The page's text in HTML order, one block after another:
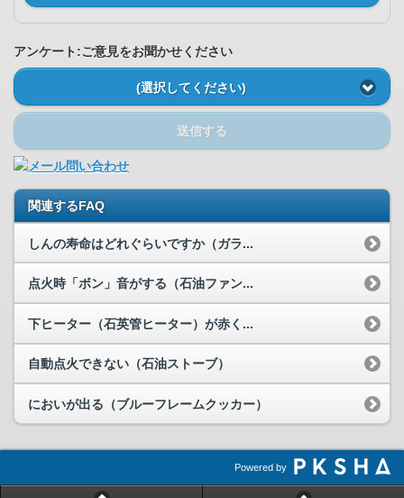
アンケート:ご意見をお聞かせください
(選択してください)
送信する
関連するFAQ
しんの寿命はどれぐらいですか（ガラ...
点火時「ボン」音がする（石油ファン...
下ヒーター（石英管ヒーター）が赤く...
自動点火できない（石油ストーブ）
においが出る（ブルーフレームクッカー）
Powered by